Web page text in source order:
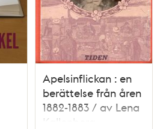
Apelsinflickan : en
berättelse från åren
1882-1883 / av Lena
Kallenberg